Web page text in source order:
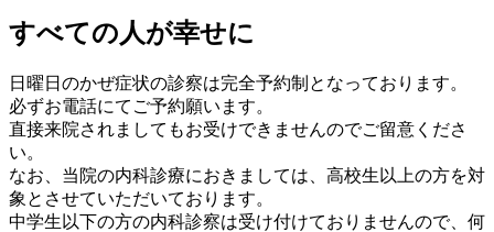
すべての人が幸せに
日曜日のかぜ症状の診察は完全予約制となっております。
必ずお電話にてご予約願います。
直接来院されましてもお受けできませんのでご留意くださ
い。
なお、当院の内科診療におきましては、高校生以上の方を対
象とさせていただいております。
中学生以下の方の内科診察は受け付けておりませんので、何